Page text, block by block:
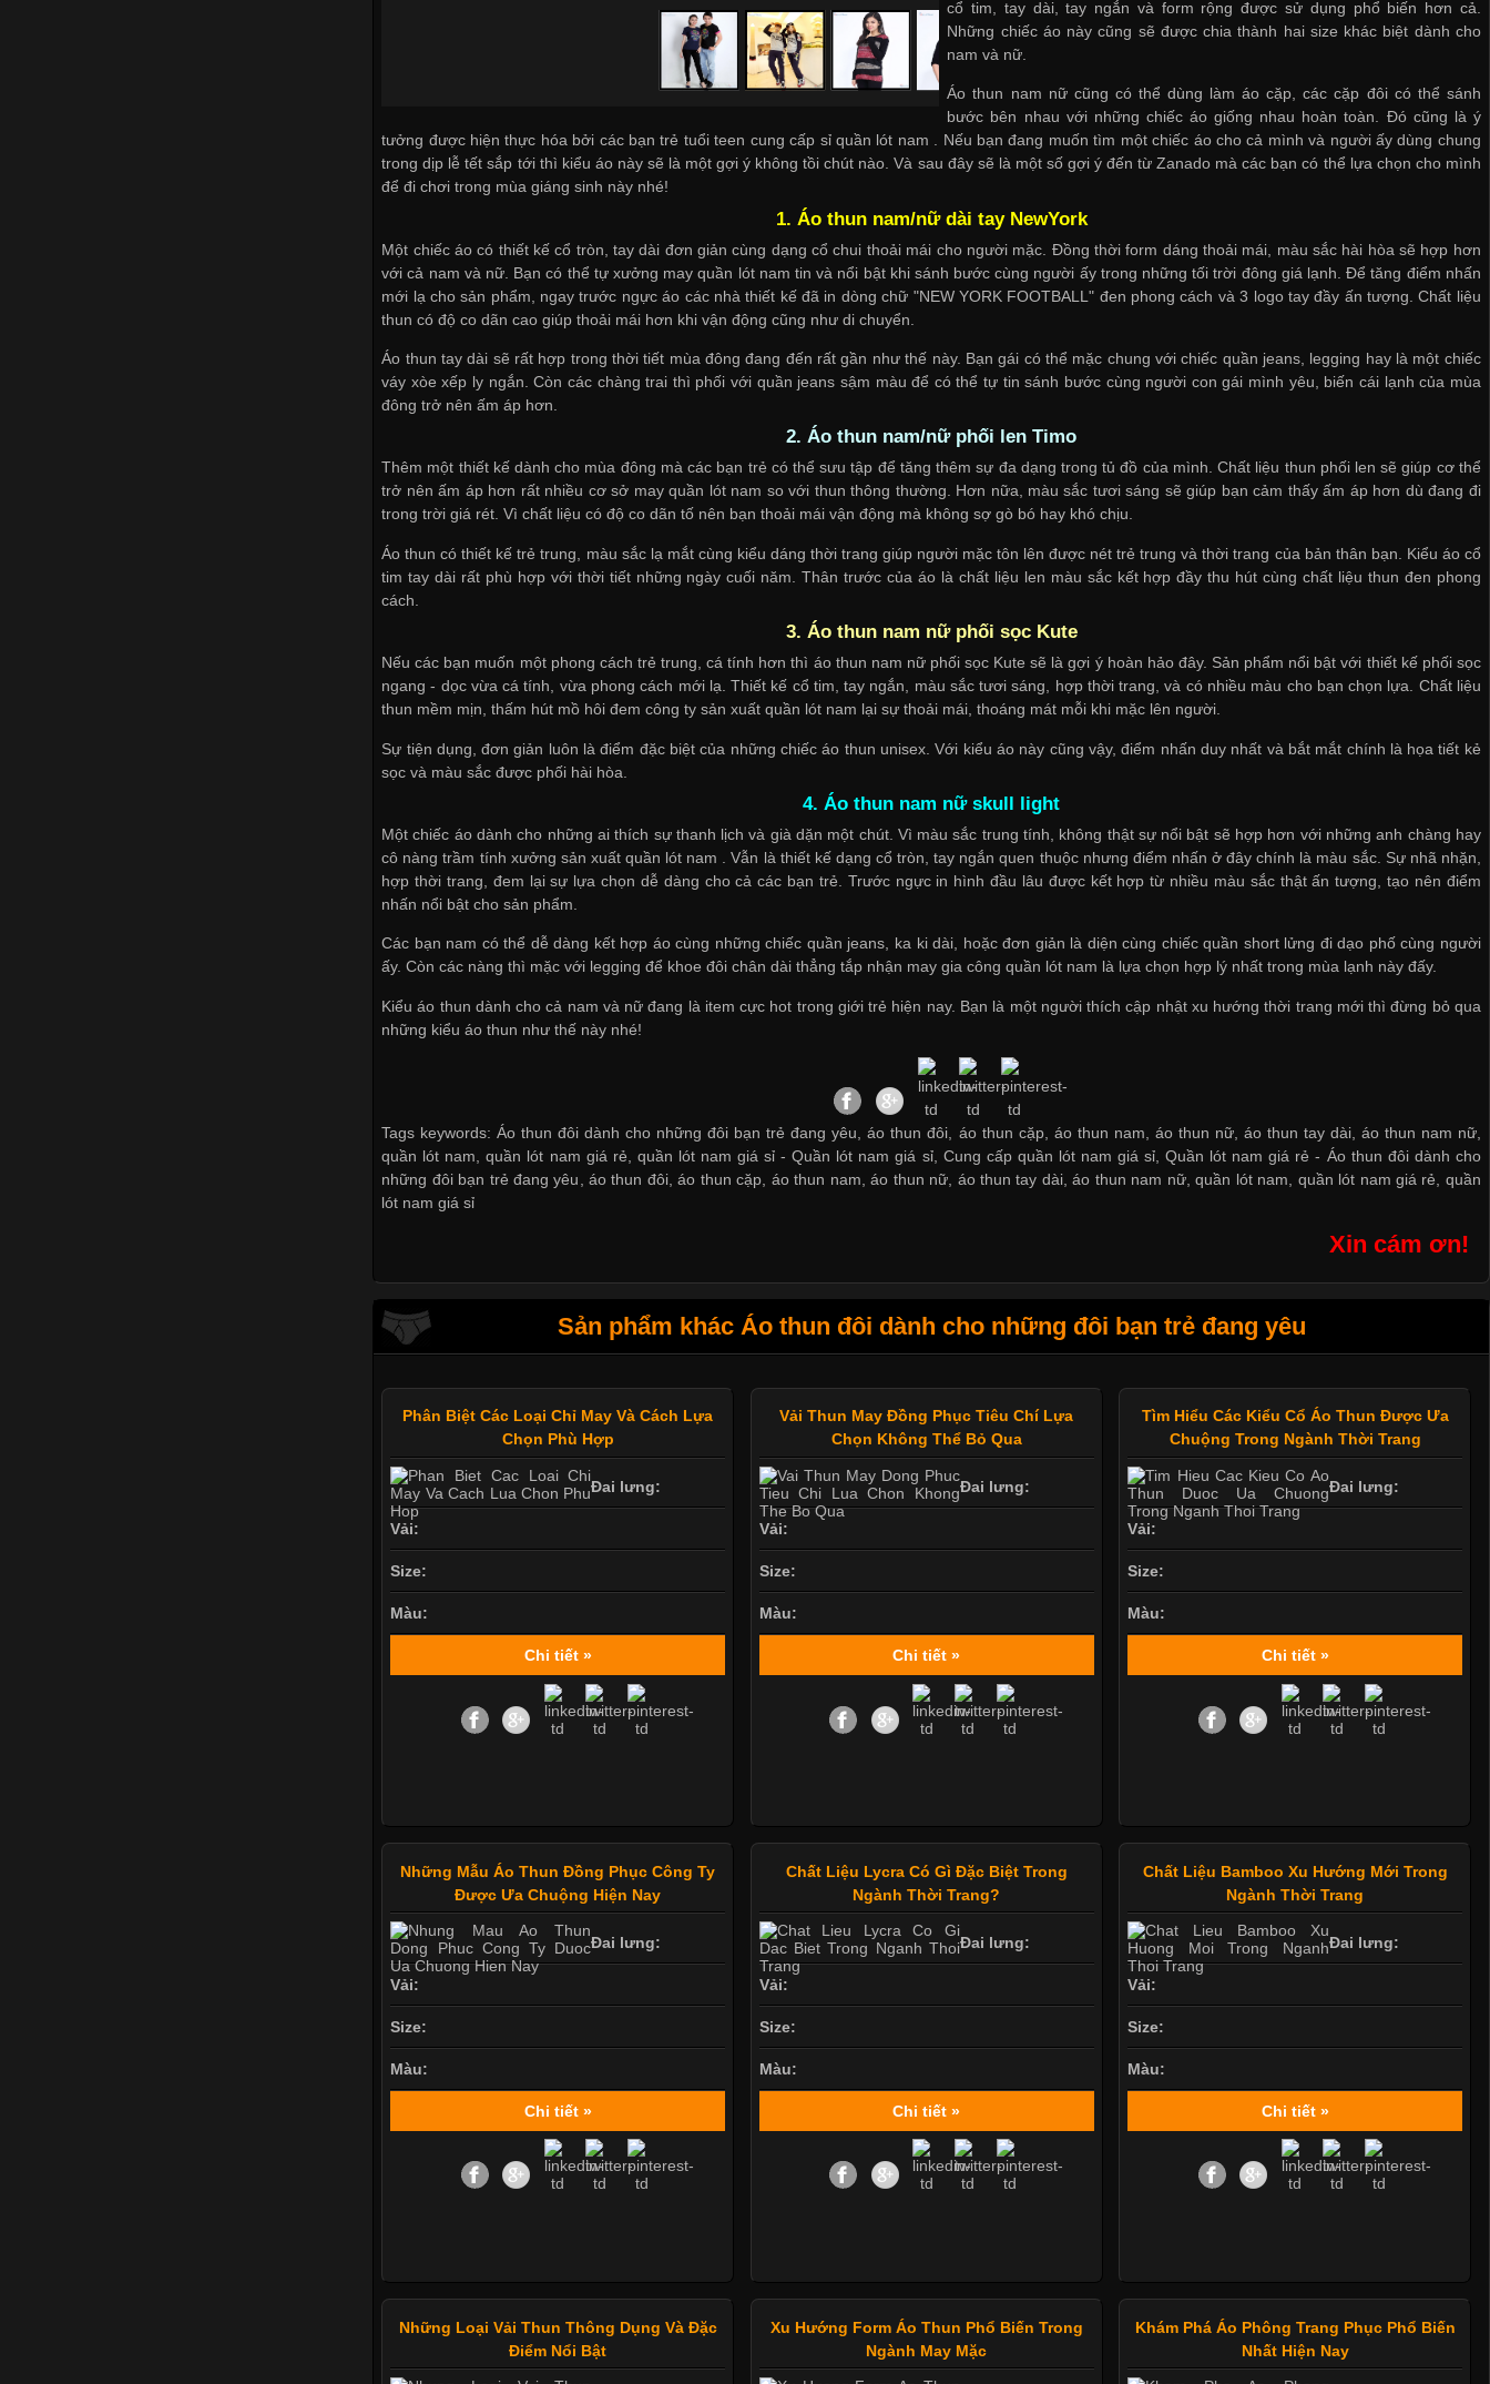
cổ tim, tay dài, tay ngắn và form rộng được sử dụng phổ biến hơn cả.
Những chiếc áo này cũng sẽ được chia thành hai size khác biệt dành cho
nam và nữ.
Áo thun nam nữ cũng có thể dùng làm áo cặp, các cặp đôi có thể sánh
bước bên nhau với những chiếc áo giống nhau hoàn toàn. Đó cũng là ý
tưởng được hiện thực hóa bởi các bạn trẻ tuổi teen cung cấp sỉ quần lót nam . Nếu bạn đang muốn tìm một chiếc áo cho cả mình và người ấy dùng chung
trong dịp lễ tết sắp tới thì kiểu áo này sẽ là một gợi ý không tồi chút nào. Và sau đây sẽ là một số gợi ý đến từ Zanado mà các bạn có thể lựa chọn cho mình
để đi chơi trong mùa giáng sinh này nhé!
1. Áo thun nam/nữ dài tay NewYork
Một chiếc áo có thiết kế cổ tròn, tay dài đơn giản cùng dạng cổ chui thoải mái cho người mặc. Đồng thời form dáng thoải mái, màu sắc hài hòa sẽ hợp hơn
với cả nam và nữ. Bạn có thể tự xưởng may quần lót nam tin và nổi bật khi sánh bước cùng người ấy trong những tối trời đông giá lạnh. Để tăng điểm nhấn
mới lạ cho sản phẩm, ngay trước ngực áo các nhà thiết kế đã in dòng chữ "NEW YORK FOOTBALL" đen phong cách và 3 logo tay đầy ấn tượng. Chất liệu
thun có độ co dãn cao giúp thoải mái hơn khi vận động cũng như di chuyển.
Áo thun tay dài sẽ rất hợp trong thời tiết mùa đông đang đến rất gần như thế này. Bạn gái có thể mặc chung với chiếc quần jeans, legging hay là một chiếc
váy xòe xếp ly ngắn. Còn các chàng trai thì phối với quần jeans sậm màu để có thể tự tin sánh bước cùng người con gái mình yêu, biến cái lạnh của mùa
đông trở nên ấm áp hơn.
2. Áo thun nam/nữ phối len Timo
Thêm một thiết kế dành cho mùa đông mà các bạn trẻ có thể sưu tập để tăng thêm sự đa dạng trong tủ đồ của mình. Chất liệu thun phối len sẽ giúp cơ thể
trở nên ấm áp hơn rất nhiều cơ sở may quần lót nam so với thun thông thường. Hơn nữa, màu sắc tươi sáng sẽ giúp bạn cảm thấy ấm áp hơn dù đang đi
trong trời giá rét. Vì chất liệu có độ co dãn tố nên bạn thoải mái vận động mà không sợ gò bó hay khó chịu.
Áo thun có thiết kế trẻ trung, màu sắc lạ mắt cùng kiểu dáng thời trang giúp người mặc tôn lên được nét trẻ trung và thời trang của bản thân bạn. Kiểu áo cổ
tim tay dài rất phù hợp với thời tiết những ngày cuối năm. Thân trước của áo là chất liệu len màu sắc kết hợp đầy thu hút cùng chất liệu thun đen phong
cách.
3. Áo thun nam nữ phối sọc Kute
Nếu các bạn muốn một phong cách trẻ trung, cá tính hơn thì áo thun nam nữ phối sọc Kute sẽ là gợi ý hoàn hảo đây. Sản phẩm nổi bật với thiết kế phối sọc
ngang - dọc vừa cá tính, vừa phong cách mới lạ. Thiết kế cổ tim, tay ngắn, màu sắc tươi sáng, hợp thời trang, và có nhiều màu cho bạn chọn lựa. Chất liệu
thun mềm mịn, thấm hút mồ hôi đemcông ty sản xuất quần lót nam lại sự thoải mái, thoáng mát mỗi khi mặc lên người.
Sự tiện dụng, đơn giản luôn là điểm đặc biệt của những chiếc áo thun unisex. Với kiểu áo này cũng vậy, điểm nhấn duy nhất và bắt mắt chính là họa tiết kẻ
sọc và màu sắc được phối hài hòa.
4. Áo thun nam nữ skull light
Một chiếc áo dành cho những ai thích sự thanh lịch và già dặn một chút. Vì màu sắc trung tính, không thật sự nổi bật sẽ hợp hơn với những anh chàng hay
cô nàng trầm tính xưởng sản xuất quần lót nam . Vẫn là thiết kế dạng cổ tròn, tay ngắn quen thuộc nhưng điểm nhấn ở đây chính là màu sắc. Sự nhã nhặn,
hợp thời trang, đem lại sự lựa chọn dễ dàng cho cả các bạn trẻ. Trước ngực in hình đầu lâu được kết hợp từ nhiều màu sắc thật ấn tượng, tạo nên điểm
nhấn nổi bật cho sản phẩm.
Các bạn nam có thể dễ dàng kết hợp áo cùng những chiếc quần jeans, ka ki dài, hoặc đơn giản là diện cùng chiếc quần short lửng đi dạo phố cùng người
ấy. Còn các nàng thì mặc với legging để khoe đôi chân dài thẳng tắp nhận may gia công quần lót nam là lựa chọn hợp lý nhất trong mùa lạnh này đấy.
Kiểu áo thun dành cho cả nam và nữ đang là item cực hot trong giới trẻ hiện nay. Bạn là một người thích cập nhật xu hướng thời trang mới thì đừng bỏ qua
những kiểu áo thun như thế này nhé!
Tags keywords: Áo thun đôi dành cho những đôi bạn trẻ đang yêu, áo thun đôi, áo thun cặp, áo thun nam, áo thun nữ, áo thun tay dài, áo thun nam nữ,
quần lót nam, quần lót nam giá rẻ, quần lót nam giá sỉ -Quần lót nam giá sỉ, Cung cấp quần lót nam giá sỉ ,Quần lót nam giá rẻ - Áo thun đôi dành cho
những đôi bạn trẻ đang yêu
áo thun đôi,áo thun cặp áo thun nam ,áo thun nữ áo thun tay dài,áo thun nam nữ,quần lót nam quần lót nam giá rẻ
quần
lót nam giá sỉ
Xin cám ơn!
Sản phẩm khác Áo thun đôi dành cho những đôi bạn trẻ đang yêu
Phân Biệt Các Loại Chỉ May Và Cách Lựa
Chọn Phù Hợp
Đai lưng:
Vải:
Size:
Màu:
Chi tiết »
Vải Thun May Đồng Phục Tiêu Chí Lựa
Chọn Không Thể Bỏ Qua
Đai lưng:
Vải:
Size:
Màu:
Chi tiết »
Tìm Hiểu Các Kiểu Cổ Áo Thun Được Ưa
Chuộng Trong Ngành Thời Trang
Đai lưng:
Vải:
Size:
Màu:
Chi tiết »
Những Mẫu Áo Thun Đồng Phục Công Ty
Được Ưa Chuộng Hiện Nay
Đai lưng:
Vải:
Size:
Màu:
Chi tiết »
Chất Liệu Lycra Có Gì Đặc Biệt Trong
Ngành Thời Trang?
Đai lưng:
Vải:
Size:
Màu:
Chi tiết »
Chất Liệu Bamboo Xu Hướng Mới Trong
Ngành Thời Trang
Đai lưng:
Vải:
Size:
Màu:
Chi tiết »
Những Loại Vải Thun Thông Dụng Và Đặc
Điểm Nổi Bật
Xu Hướng Form Áo Thun Phổ Biến Trong
Ngành May Mặc
Khám Phá Áo Phông Trang Phục Phổ Biến
Nhất Hiện Nay